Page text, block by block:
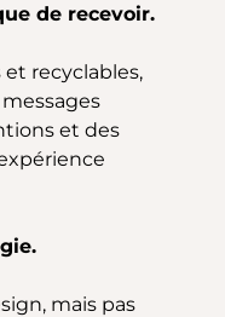
de recevoir.
recyclables,
et des
mais pas